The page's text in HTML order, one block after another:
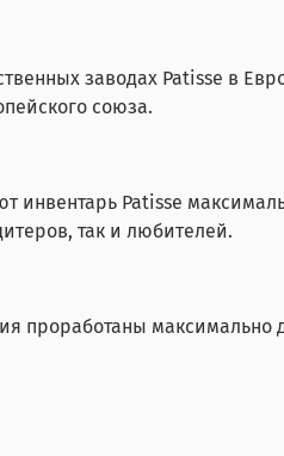
заводах Patisse в
союза.
инвентарь Patisse
так и любителей.
проработаны